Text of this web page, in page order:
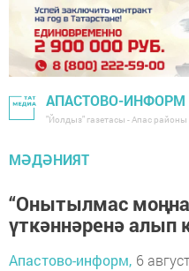
АПАСТОВО-ИНФОРМ
"Йолдыз" газетасы - Апас районы
МӘДӘНИЯТ
“Онытылмас
үткәннәренә алып
Апастово-информ, 6